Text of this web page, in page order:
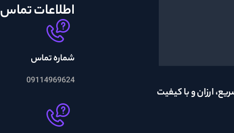
ارزان و با کیفیت
اطلاعات تماس
شماره تماس
09114969624